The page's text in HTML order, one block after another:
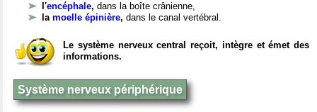
l'encéphale, dans la boîte crânienne,
la moelle épinière, dans le canal vertébral.
Le système nerveux central reçoit, intègre et émet des
informations.
Système nerveux périphérique